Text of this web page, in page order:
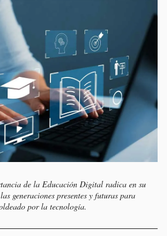
de la Educación Digital radica en su
generaciones presentes y futuras para
por la tecnología.